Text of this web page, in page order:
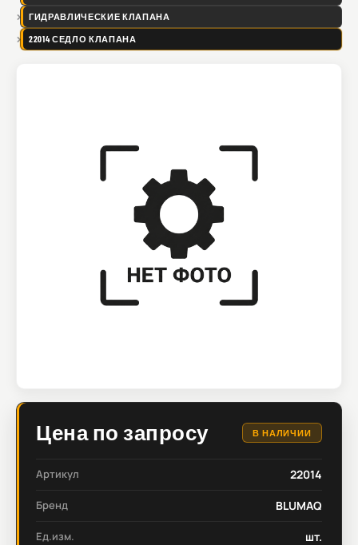
ГИДРАВЛИЧЕСКИЕ КЛАПАНА
22014 СЕДЛО КЛАПАНА
Цена по запросу В НАЛИЧИИ
Артикул 22014
Бренд BLUMAQ
Ед.изм. шт.